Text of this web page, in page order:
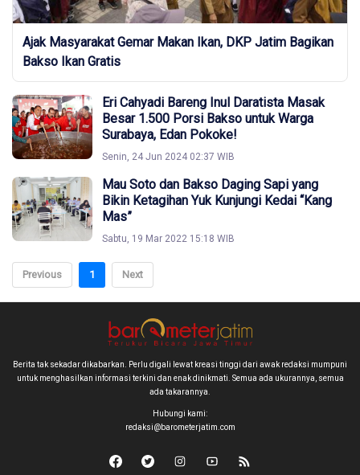
Ajak Masyarakat Gemar Makan Ikan, DKP Jatim Bagikan
Bakso Ikan Gratis
Eri Cahyadi Bareng Inul Daratista Masak
Besar 1.500 Porsi Bakso untuk Warga
Surabaya, Edan Pokoke!
Senin, 24 Jun 2024 02:37 WIB
Mau Soto dan Bakso Daging Sapi yang
Bikin Ketagihan Yuk Kunjungi Kedai “Kang
Mas”
Sabtu, 19 Mar 2022 15:18 WIB
Previous 1 Next
Berita tak sekadar dikabarkan. Perlu digali lewat kreasi tinggi dari awak redaksi mumpuni
untuk menghasilkan informasi terkini dan enak dinikmati. Semua ada ukurannya, semua
ada takarannya.
Hubungi kami:
redaksi@barometerjatim.com